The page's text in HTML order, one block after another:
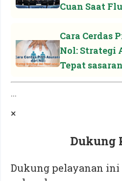
Cuan Saat
Cara Cerdas
Nol: Strategi
Tepat sasaran
...
×
Dukung
Dukung pelayanan ini